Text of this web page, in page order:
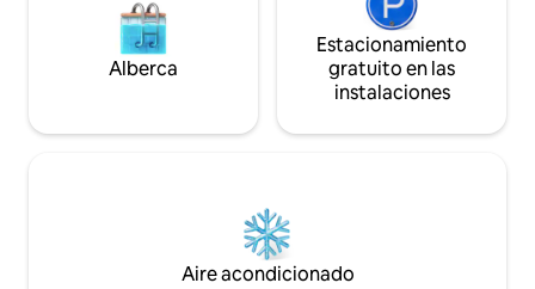
Alberca
Estacionamiento
gratuito en las
instalaciones
Aire acondicionado